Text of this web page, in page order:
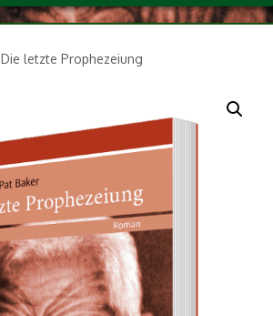
Die letzte Prophezeiung